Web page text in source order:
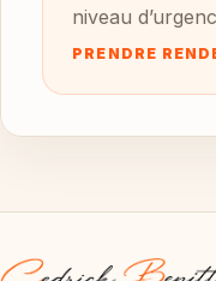
niveau
PRENDRE